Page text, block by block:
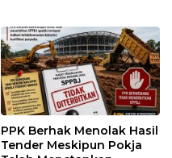
PPK Berhak Menolak Hasil
Tender Meskipun Pokja